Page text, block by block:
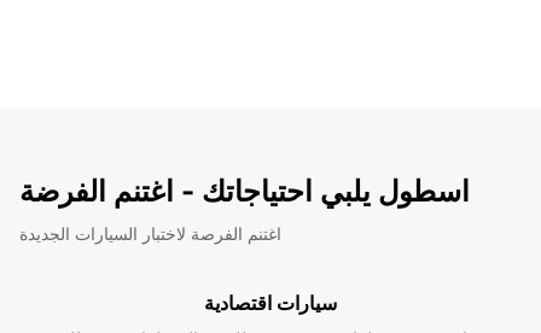
اسطول يلبي احتياجاتك - اغتنم الفرضة
اغتنم الفرصة لاختبار السيارات الجديدة
سيارات اقتصادية